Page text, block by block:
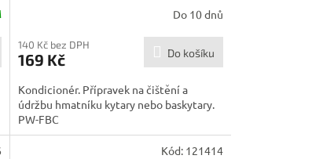
Do 10 dnů
140 Kč bez DPH
169 Kč Do košíku
Kondicionér. Přípravek na čištění a
údržbu hmatníku kytary nebo baskytary.
PW-FBC
Kód: 121414